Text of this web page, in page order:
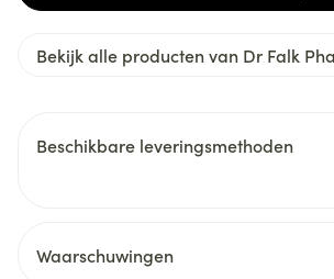
Bekijk alle producten van Dr Falk
Beschikbare leveringsmethoden
Waarschuwingen